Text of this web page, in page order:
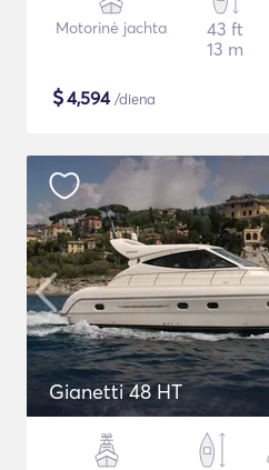
Motorinė jachta
43 ft
13 m
$4,594/diena
Gianetti 48 HT